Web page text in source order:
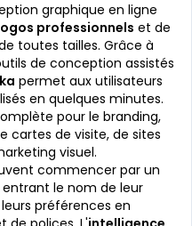
graphique en ligne
professionnels et de
toutes tailles. Grâce à
de conception assistés
permet aux utilisateurs
en quelques minutes.
pour le branding,
cartes de visite, de sites
visuel.
commencer par un
le nom de leur
préférences en